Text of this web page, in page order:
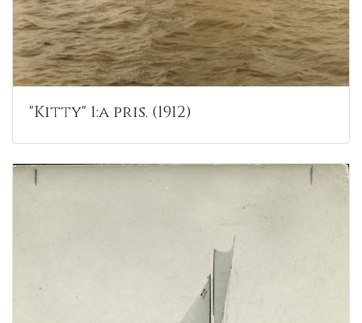
"Kitty" 1:a pris. (1912)